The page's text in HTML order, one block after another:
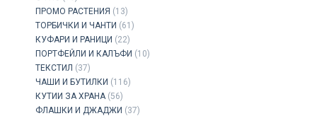
ПРОМО РАСТЕНИЯ (13)
ТОРБИЧКИ И ЧАНТИ (61)
КУФАРИ И РАНИЦИ (22)
ПОРТФЕЙЛИ И КАЛЪФИ (10)
ТЕКСТИЛ (37)
ЧАШИ И БУТИЛКИ (116)
КУТИИ ЗА ХРАНА (56)
ФЛАШКИ И ДЖАДЖИ (37)